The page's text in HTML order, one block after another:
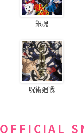
銀魂
呪術廻戦
OFFICIAL